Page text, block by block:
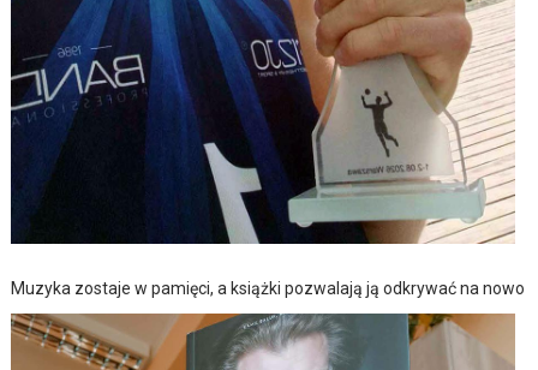
Muzyka zostaje w pamięci, a książki pozwalają ją odkrywać na nowo